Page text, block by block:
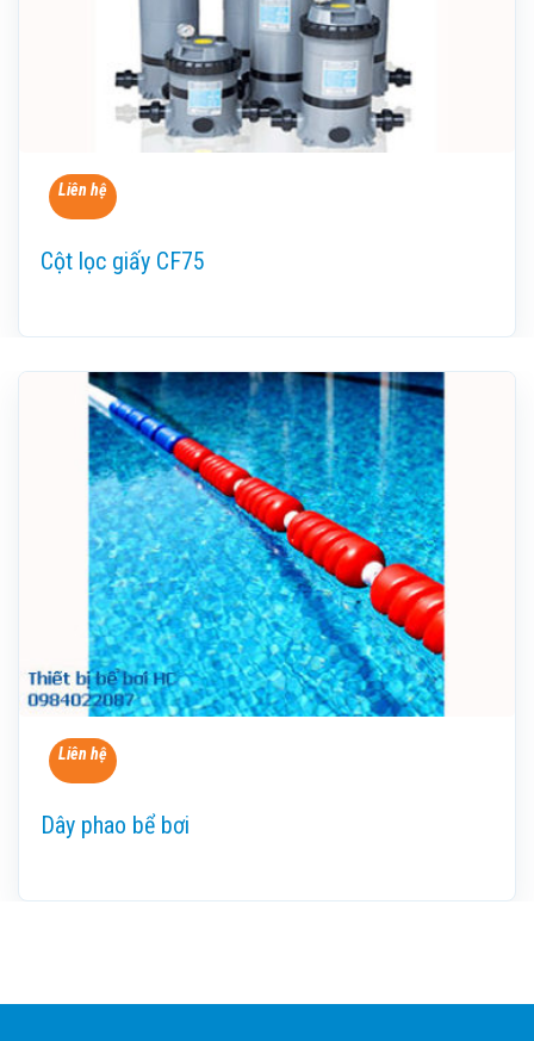
Liên hệ
Cột lọc giấy CF75
Liên hệ
Dây phao bể bơi